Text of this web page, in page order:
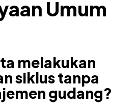
Umum
melakukan
siklus tanpa
gudang?